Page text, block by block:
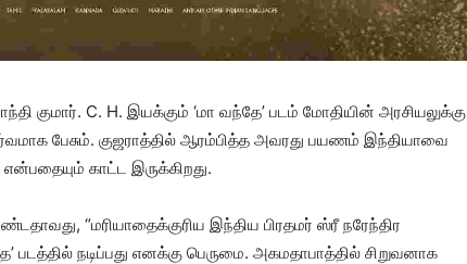
குமார். C. H. இயக்கும் ‘மா வந்தே’ படம் மோதியின் அரசியலுக்கு
பேசும். குஜராத்தில் ஆரம்பித்த அவரது பயணம் இந்தியாவை
காட்ட இருக்கிறது.
“மரியாதைக்குரிய இந்திய பிரதமர் ஸ்ரீ நரேந்திர
நடிப்பது எனக்கு பெருமை. அகமதாபாத்தில் சிறுவனாக